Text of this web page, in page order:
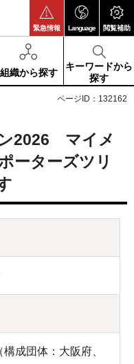
緊急情報 Language 閲覧補助
組織から探す
キーワードから
探す
ページID：132162
2026 マイメ
ーターズツリ
成団体：大阪府、